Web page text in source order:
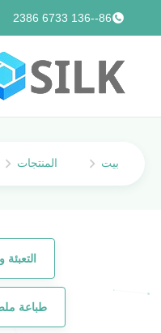
86--136 6733 2386
بيت المنتجات
طباعة